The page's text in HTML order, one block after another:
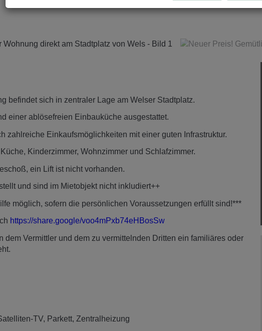
befindet sich in zentraler Lage am Welser Stadtplatz.
einer ablösefreien Einbauküche ausgestattet.
zahlreiche Einkaufsmöglichkeiten mit einer guten Infrastruktur.
Kinderzimmer, Wohnzimmer und Schlafzimmer.
ein Lift ist nicht vorhanden.
und sind im Mietobjekt nicht inkludiert++
möglich, sofern die persönlichen Voraussetzungen erfüllt sind!***
https://share.google/voo4mPxb74eHBosSw
dem Vermittler und dem zu vermittelnden Dritten ein familiäres oder
TV Parkett Zentralheizung